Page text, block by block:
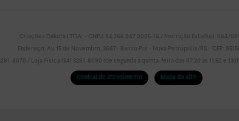
Criações Dakota LTDA. – CNPJ: 94.266.947.0005-16 / Inscrição Estadual: 084/
Endereço: Av. 15 de Novembro, 3667– Bairro Piá – Nova Petrópolis/RS – CEP:
8070 / Loja Física (54) 3281-8090 (de segunda a quinta-feira das 07:20 às 11:50 e 13:00
Central de atendimento Mapa do site